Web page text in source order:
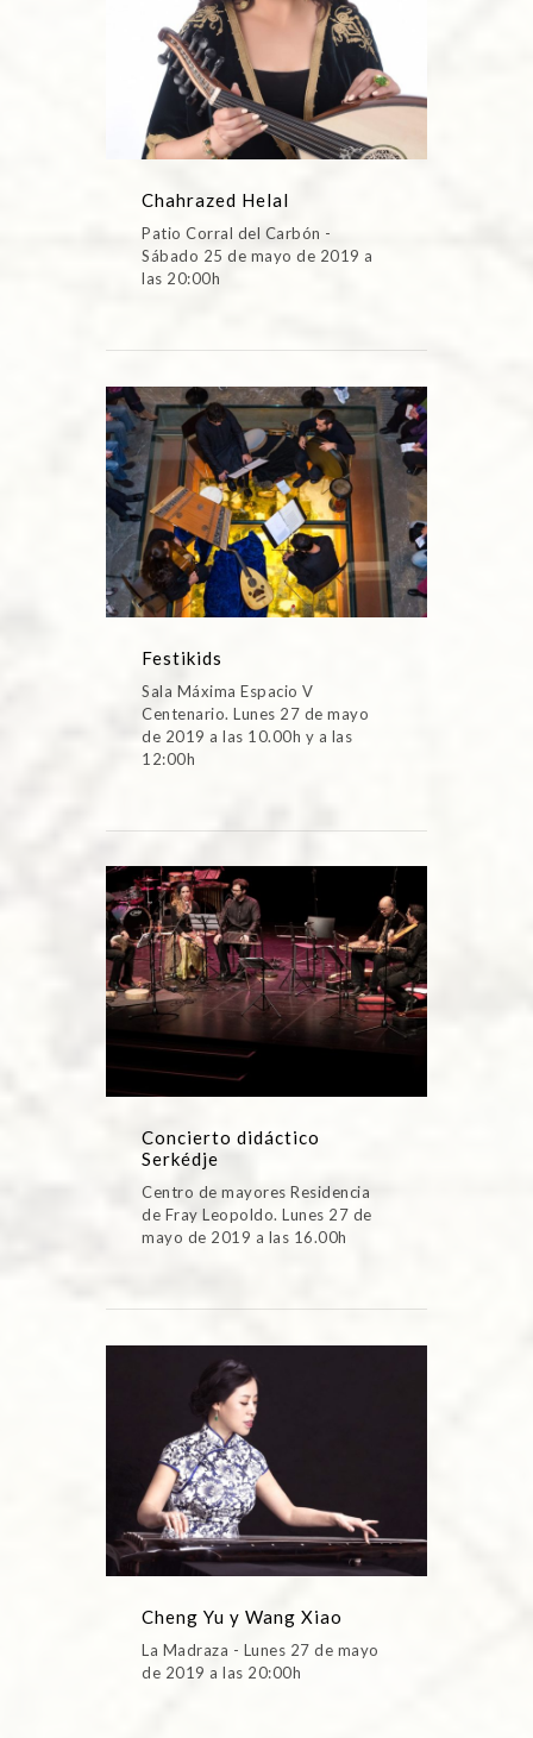
Chahrazed Helal
Patio Corral del Carbón -
Sábado 25 de mayo de 2019 a
las 20:00h
Festikids
Sala Máxima Espacio V
Centenario. Lunes 27 de mayo
de 2019 a las 10.00h y a las
12:00h
Concierto didáctico
Serkédje
Centro de mayores Residencia
de Fray Leopoldo. Lunes 27 de
mayo de 2019 a las 16.00h
Cheng Yu y Wang Xiao
La Madraza - Lunes 27 de mayo
de 2019 a las 20:00h